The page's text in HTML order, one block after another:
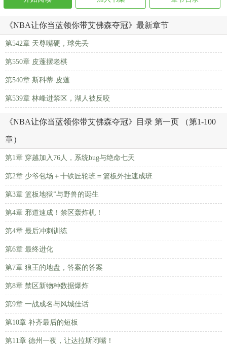
《NBA让你当蓝领你带艾佛森夺冠》最新章节
第542章 天尊嘴硬，球先丢
第550章 皮蓬摆老棋
第540章 斯科蒂·皮蓬
第539章 林峰进禁区，湖人被反咬
《NBA让你当蓝领你带艾佛森夺冠》目录 第一页 （第1-100
章）
第1章 穿越加入76人，系统bug与绝命七天
第2章 少爷包场＋十铁匠轮班＝篮板外挂速成班
第3章 篮板地狱”与野兽的诞生
第4章 邪道速成！禁区轰炸机！
第4章 最后冲刺训练
第6章 最终进化
第7章 狼王的地盘，答案的答案
第8章 禁区新物种数据爆炸
第9章 一战成名与风城佳话
第10章 补齐最后的短板
第11章 德州一夜，让达拉斯闭嘴！